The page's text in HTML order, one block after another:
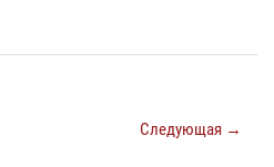
Следующая →